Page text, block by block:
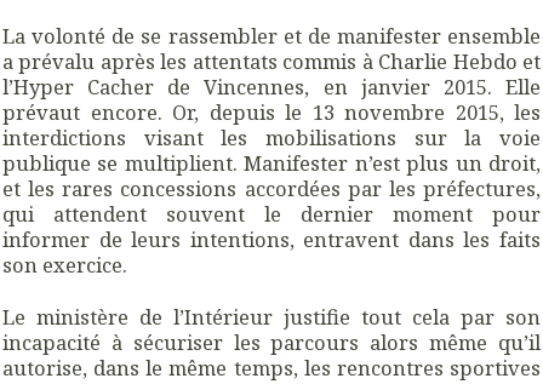
La volonté de se rassembler et de manifester ensemble
a prévalu après les attentats commis à Charlie Hebdo et
l’Hyper Cacher de Vincennes, en janvier 2015. Elle
prévaut encore. Or, depuis le 13 novembre 2015, les
interdictions visant les mobilisations sur la voie
publique se multiplient. Manifester n’est plus un droit,
et les rares concessions accordées par les préfectures,
qui attendent souvent le dernier moment pour
informer de leurs intentions, entravent dans les faits
son exercice.
Le ministère de l’Intérieur justifie tout cela par son
incapacité à sécuriser les parcours alors même qu’il
autorise, dans le même temps, les rencontres sportives